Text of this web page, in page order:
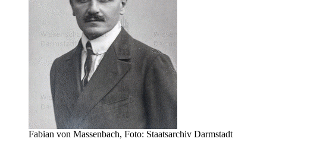
Fabian von Massenbach, Foto: Staatsarchiv Darmstadt